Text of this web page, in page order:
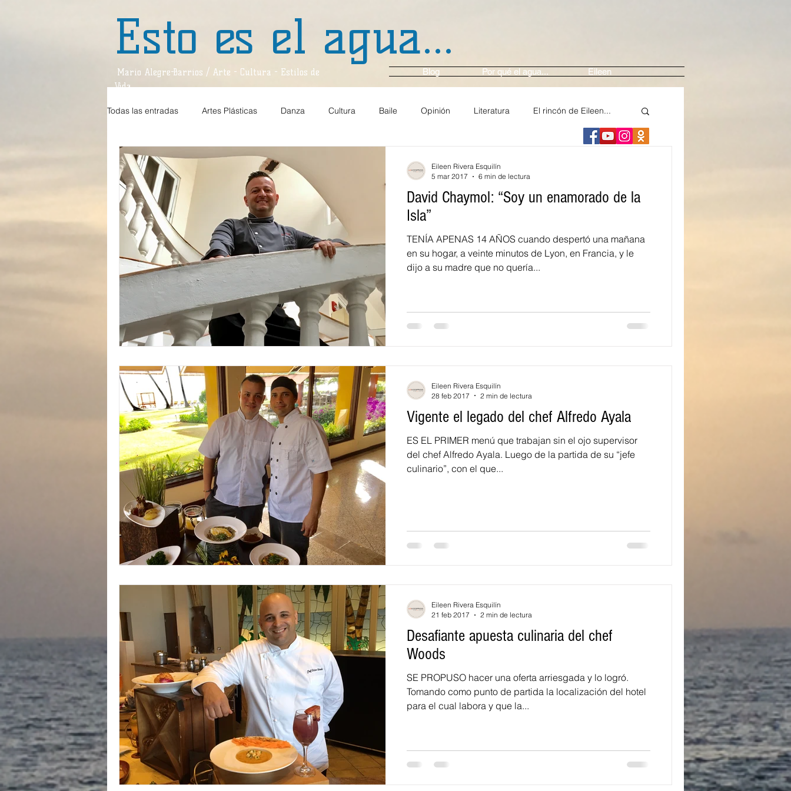
Esto es el agua...
Blog Por qué el agua... Eileen
Mario Alegre-Barrios / Arte - Cultura - Estilos de
Vida
Todas las entradas Artes Plásticas Danza Cultura Baile Opinión Literatura El rincón de Eileen...
Estilos de Vida Teatro Danza y Ballet
Teatro / Reseña Divagaciones Comunidad Arte y Cultura Multimedios
Música / Crítica Sociedad Espejo Viajes En el momento Crónica Ambiente Festival Casals
David Chaymol: “Soy un enamorado de la
Isla”
TENÍA APENAS 14 AÑOS cuando despertó una mañana
en su hogar, a veinte minutos de Lyon, en Francia, y le
dijo a su madre que no quería...
Eileen Rivera Esquilín
5 mar 2017
6 min de lectura
Vigente el legado del chef Alfredo Ayala
ES EL PRIMER menú que trabajan sin el ojo supervisor
del chef Alfredo Ayala. Luego de la partida de su “jefe
culinario”, con el que...
Eileen Rivera Esquilín
28 feb 2017
2 min de lectura
Desafiante apuesta culinaria del chef
Woods
SE PROPUSO hacer una oferta arriesgada y lo logró.
Tomando como punto de partida la localización del hotel
para el cual labora y que la...
Eileen Rivera Esquilín
21 feb 2017
2 min de lectura